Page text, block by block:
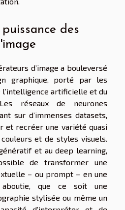
des
d’image a bouleversé
graphique, porté par les
artificielle et du
réseaux de neurones
sur d’immenses datasets,
et recréer une variété quasi
et de styles visuels.
et au deep learning,
de transformer une
– ou prompt – en une
aboutie, que ce soit une
stylisée ou même un